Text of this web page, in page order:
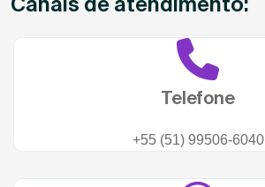
Telefone
+55 (51) 99506-6040